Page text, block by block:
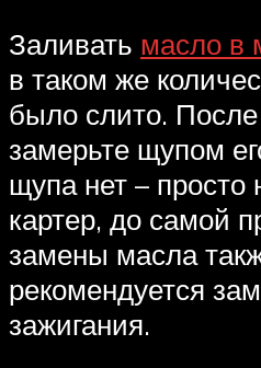
Заливать масло в
в таком же
было слито. После
замерьте щупом
щупа нет – просто
картер, до самой
замены масла
рекомендуется
зажигания.